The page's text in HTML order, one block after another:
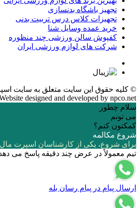
تجهیز باشگاه بدنسازی
تجهیزات کلاس درس تربیت بدنی
خرید عمده وسایل شنا
کفپوش سالن ورزشی چند منظوره
شرکت های لوازم ورزشی ایران
© کلیه حقوق این سایت متعلق به سایت
designed and developed by npco.net
سلام چطور
می تونم
کمکتون کنم؟
شروع مکالمه
برای شروع، یکی از کارشناسان اسپرت مال
تیم معمولاً در عرض چند دقیقه پاسخ می
ارسال پیام در پیام رسان بله